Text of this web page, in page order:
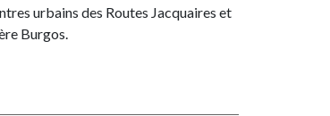
urbains des Routes Jacquaires et
Burgos.